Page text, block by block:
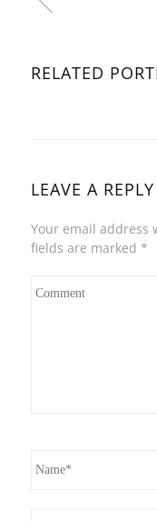
RELATED
LEAVE A REPLY
Your email address
fields are marked *